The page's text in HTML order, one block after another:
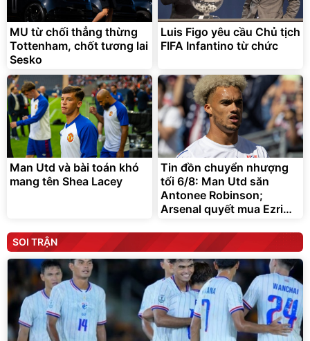
MU từ chối thẳng thừng
Tottenham, chốt tương lai
Sesko
Luis Figo yêu cầu Chủ tịch
FIFA Infantino từ chức
Man Utd và bài toán khó
mang tên Shea Lacey
Tin đồn chuyển nhượng
tối 6/8: Man Utd săn
Antonee Robinson;
Arsenal quyết mua Ezri
SOI TRẬN